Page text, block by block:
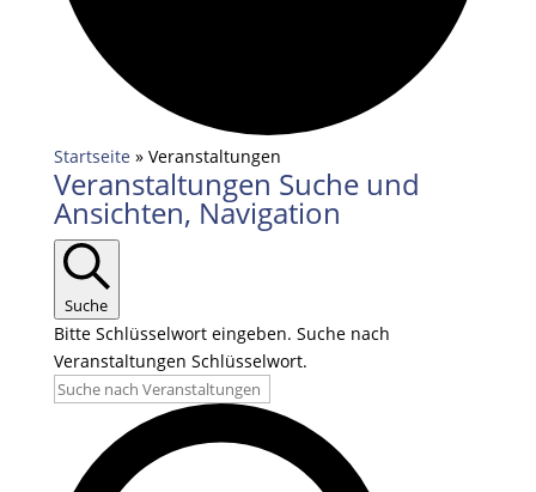
Startseite » Veranstaltungen
Veranstaltungen
für
05.07.2026
Veranstaltungen Suche und
Ansichten, Navigation
Suche
Bitte Schlüsselwort eingeben. Suche nach
Veranstaltungen Schlüsselwort.